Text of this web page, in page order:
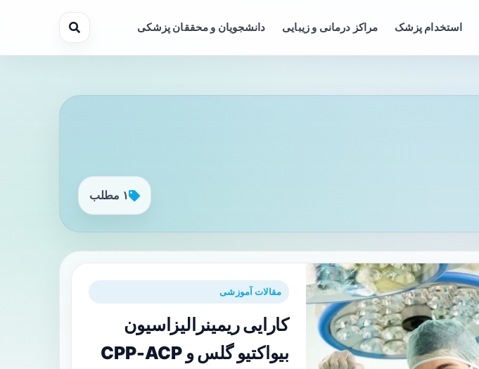
استخدام پزشک مراکز درمانی و زیبایی دانشجویان و محققان پزشکی
۱ مطلب
مقالات آموزشی
کارایی ریمینرالیزاسیون
بیواکتیو گلس و CPP-ACP